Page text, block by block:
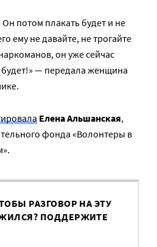
потом плакать будет и не
ему не давайте, не трогайте
он уже сейчас
— передала женщина
Елена Альшанская,
фонда «Волонтеры в
РАЗГОВОР НА ЭТУ
ПОДДЕРЖИТЕ